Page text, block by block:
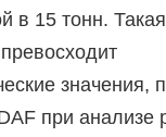
в 15 тонн.
значения,
при анализе